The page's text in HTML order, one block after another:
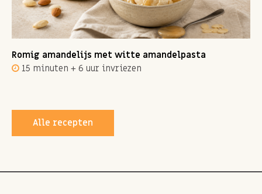
Romig amandelijs met witte amandelpasta
15 minuten + 6 uur invriezen
Alle recepten